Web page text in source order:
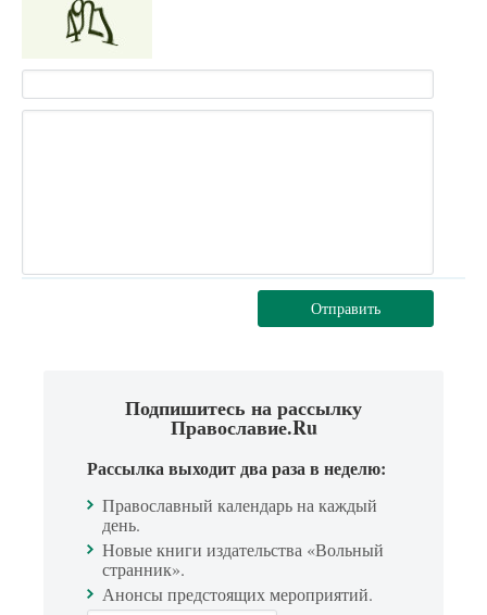
Отправить
Подпишитесь на рассылку
Православие.Ru
Рассылка выходит два раза в неделю:
Православный календарь на каждый
день.
Новые книги издательства «Вольный
странник».
Анонсы предстоящих мероприятий.